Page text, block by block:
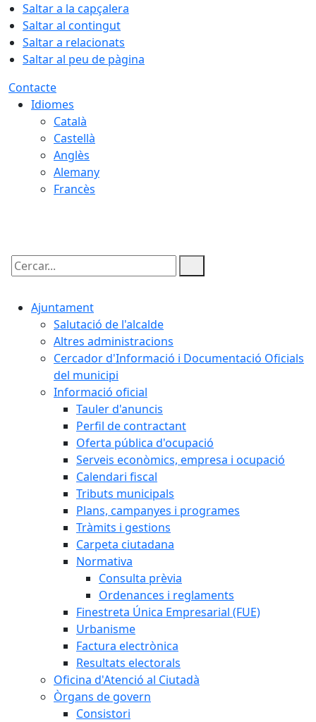
Saltar a la capçalera
Saltar al contingut
Saltar a relacionats
Saltar al peu de pàgina
Contacte
Idiomes
Català
Castellà
Anglès
Alemany
Francès
Cercar:
Ajuntament
Salutació de l'alcalde
Altres administracions
Cercador d'Informació i Documentació Oficials
del municipi
Informació oficial
Tauler d'anuncis
Perfil de contractant
Oferta pública d'ocupació
Serveis econòmics, empresa i ocupació
Calendari fiscal
Tributs municipals
Plans, campanyes i programes
Tràmits i gestions
Carpeta ciutadana
Normativa
Consulta prèvia
Ordenances i reglaments
Finestreta Única Empresarial (FUE)
Urbanisme
Factura electrònica
Resultats electorals
Oficina d'Atenció al Ciutadà
Òrgans de govern
Consistori